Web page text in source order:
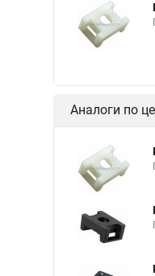
Аналоги по